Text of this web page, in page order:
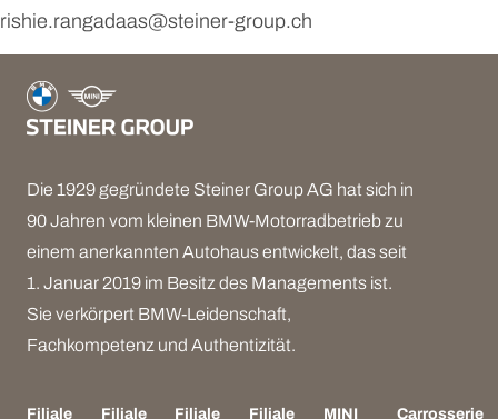
rishie.rangadaas@steiner-group.ch
Die 1929 gegründete Steiner Group AG hat sich in
90 Jahren vom kleinen BMW-Motorradbetrieb zu
einem anerkannten Autohaus entwickelt, das seit
1. Januar 2019 im Besitz des Managements ist.
Sie verkörpert BMW-Leidenschaft,
Fachkompetenz und Authentizität.
Filiale Filiale Filiale Filiale MINI Carrosserie